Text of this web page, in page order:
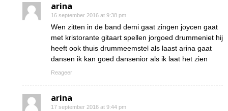
arina
16 september 2016 at 9:38 pm
Wen zitten in de band demi gaat zingen joycen gaat
met kristorante gitaart spellen jorgoed drummeniet hij
heeft ook thuis drummeemstel als laast arina gaat
dansen ik kan goed dansenior als ik laat het zien
Reageer
arina
17 september 2016 at 9:44 pm